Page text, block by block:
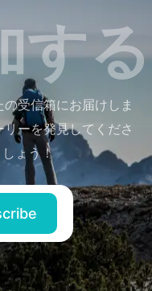
する
受信箱にお届けしま
ーを発見してくださ
ょう！